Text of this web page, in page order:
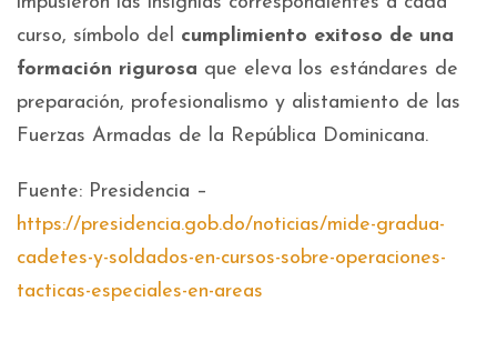
curso, símbolo del cumplimiento exitoso de una
formación rigurosa que eleva los estándares de
preparación, profesionalismo y alistamiento de las
Fuerzas Armadas de la República Dominicana.
Fuente: Presidencia –
https://presidencia.gob.do/noticias/mide-gradua-
cadetes-y-soldados-en-cursos-sobre-operaciones-
tacticas-especiales-en-areas